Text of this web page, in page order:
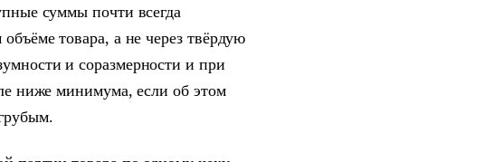
суммы почти всегда
товара, а не через твёрдую
и соразмерности и при
ниже минимума, если об этом